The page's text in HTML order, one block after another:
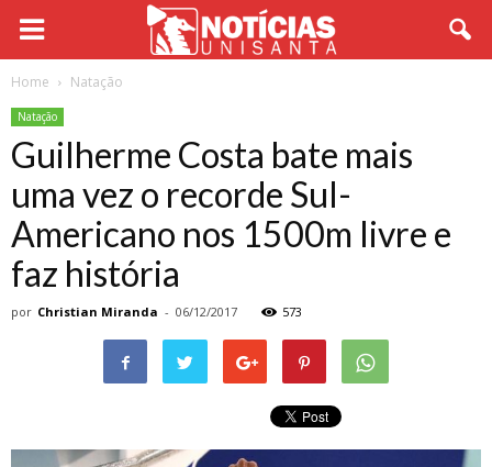
Home Natação
Natação
Guilherme Costa bate mais
uma vez o recorde Sul-
Americano nos 1500m livre e
faz história
por Christian Miranda - 06/12/2017 573